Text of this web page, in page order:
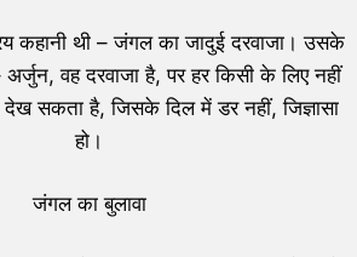
कहानी थी – जंगल का जादुई दरवाजा। उसके
वह दरवाजा है, पर हर किसी के लिए नहीं
सकता है, जिसके दिल में डर नहीं, जिज्ञासा
हो।
जंगल का बुलावा